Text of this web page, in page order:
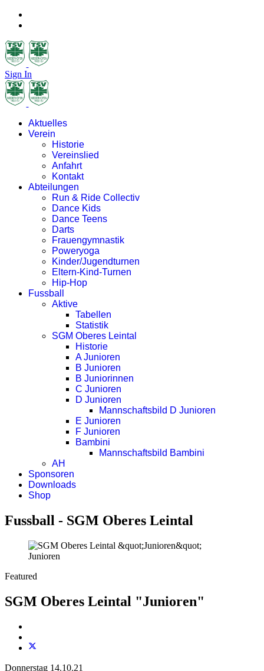
Sign In
Aktuelles
Verein
Historie
Vereinslied
Anfahrt
Kontakt
Abteilungen
Run & Ride Collectiv
Dance Kids
Dance Teens
Darts
Frauengymnastik
Poweryoga
Kinder/Jugendturnen
Eltern-Kind-Turnen
Hip-Hop
Fussball
Aktive
Tabellen
Statistik
SGM Oberes Leintal
Historie
A Junioren
B Junioren
B Juniorinnen
C Junioren
D Junioren
Mannschaftsbild D Junioren
E Junioren
F Junioren
Bambini
Mannschaftsbild Bambini
AH
Sponsoren
Downloads
Shop
Fussball - SGM Oberes Leintal
Junioren
Featured
SGM Oberes Leintal "Junioren"
Donnerstag 14.10.21